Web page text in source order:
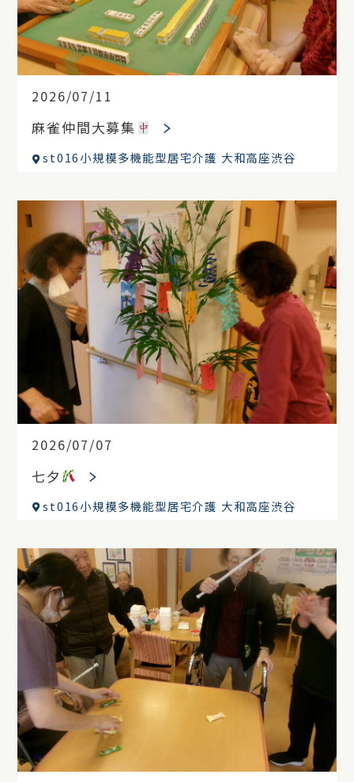
2026/07/11
麻雀仲間大募集
st016小規模多機能型居宅介護 大和高座渋谷
2026/07/07
七夕
st016小規模多機能型居宅介護 大和高座渋谷